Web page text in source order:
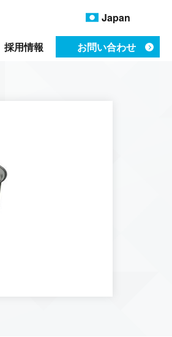
採用情報 お問い合わせ
Japan